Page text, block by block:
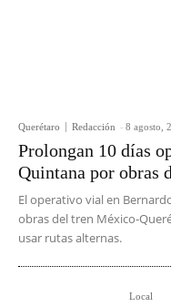
Querétaro Redacción - 8 agosto,
Prolongan 10 días
Quintana por obras
El operativo vial en
obras del tren México-
usar rutas alternas.
Local